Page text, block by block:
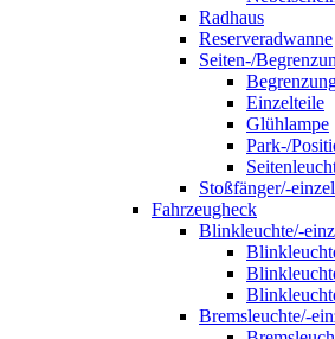
Radhaus
Reserveradwanne
Seiten-/
Einzelteile
Glühlampe
Park-/
Stoßfänger/-
Fahrzeugheck
Blinkleuchte/-
Bremsleuchte/-